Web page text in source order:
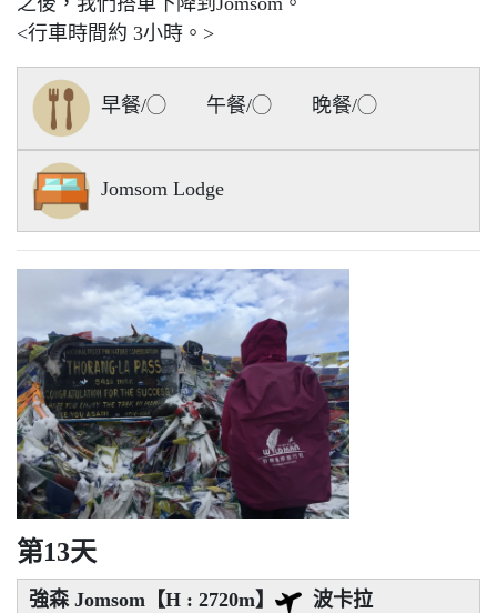
<行車時間約 3小時。>
早餐/◯ 午餐/◯ 晚餐/◯
Jomsom Lodge
第13天
強森 Jomsom【H : 2720m】
波卡拉